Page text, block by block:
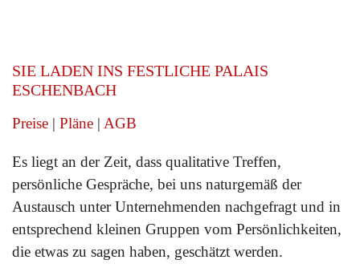
SIE LADEN INS FESTLICHE PALAIS
ESCHENBACH
Preise | Pläne | AGB
Es liegt an der Zeit, dass qualitative Treffen,
persönliche Gespräche, bei uns naturgemäß der
Austausch unter Unternehmenden nachgefragt und in
entsprechend kleinen Gruppen vom Persönlichkeiten,
die etwas zu sagen haben, geschätzt werden.